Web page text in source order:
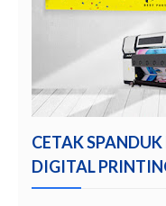
CETAK
DIGITAL